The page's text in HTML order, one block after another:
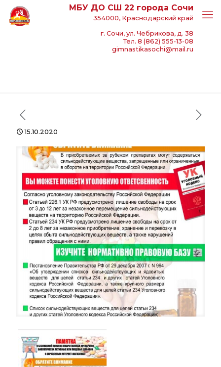
МБУ ДО СШ 22 города Сочи
354000, Краснодарский край
г. Сочи, ул. Чебрикова, д. 38
Тел. 8 (862) 555-13-08
gimnastikasochi@mail.ru
15.10.2020